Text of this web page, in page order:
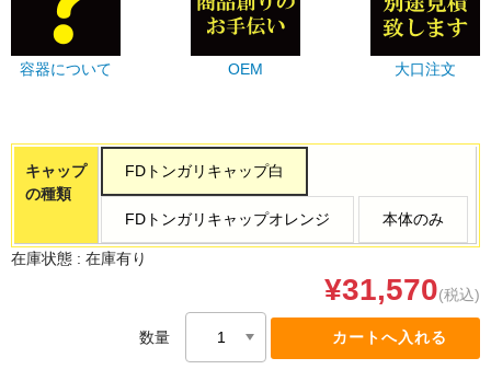
容器について OEM 大口注文
キャップ
の種類
FDトンガリキャップ白
FDトンガリキャップオレンジ 本体のみ
在庫状態 : 在庫有り
¥31,570(税込)
数量